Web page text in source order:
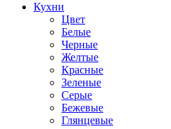
Кухни
Цвет
Белые
Черные
Желтые
Красные
Зеленые
Серые
Бежевые
Глянцевые